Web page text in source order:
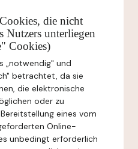
die nicht
unterliegen
Cookies)
„notwendig" und
betrachtet, da sie
die elektronische
oder zu
eines vom
Online-
unbedingt erforderlich